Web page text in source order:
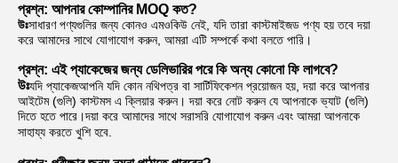
প্রশ্ন: আপনার কোম্পানির MOQ কত?
উঃসাধারণ পণ্যগুলির জন্য কোনও এমওকিউ নেই, যদি তারা কাস্টমাইজড পণ্য হয় তবে দয়া
করে আমাদের সাথে যোগাযোগ করুন, আমরা এটি সম্পর্কে কথা বলতে পারি।
প্রশ্ন: এই প্যাকেজের জন্য ডেলিভারির পরে কি অন্য কোনো ফি লাগবে?
উঃযদি প্যাকেজআপনি যদি কোন নথিপত্র বা সার্টিফিকেশন প্রয়োজন হয়, দয়া করে আপনার
আইটেম (গুলি) কাস্টমস এ ক্লিয়ার করুন। দয়া করে নোট করুন যে আপনাকে ভ্যাট (গুলি)
দিতে হতে পারে।দয়া করে আমাদের সাথে সরাসরি যোগাযোগ করুন এবং আমরা আপনাকে
সাহায্য করতে খুশি হবে.